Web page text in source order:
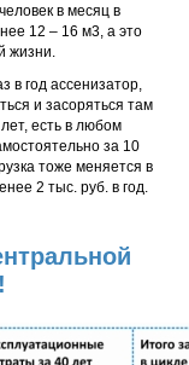
в месяц в
12 – 16 м3, а это
жизни.
в год ассенизатор,
и засоряться там
есть в любом
за 10
тоже меняется в
2 тыс. руб. в год.